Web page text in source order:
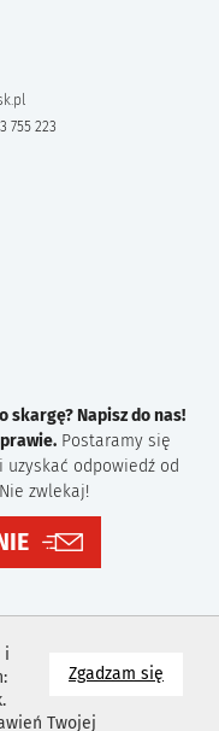
Zgadzam się
i
Twojej
755 223
skargę? Napisz do nas!
Postaramy się
odpowiedź od
zwlekaj!